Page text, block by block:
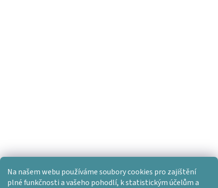
Na našem webu používáme soubory cookies pro zajištění
plné funkčnosti a vašeho pohodlí, k statistickým účelům a